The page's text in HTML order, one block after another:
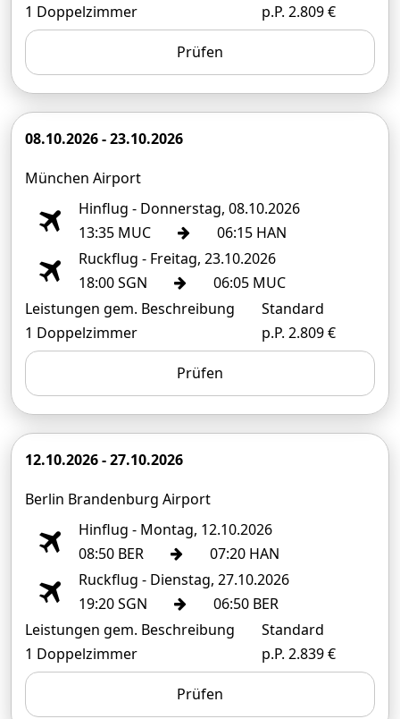
1 Doppelzimmer
p.P. 2.809 €
Prüfen
08.10.2026 - 23.10.2026
München Airport
Hinflug - Donnerstag, 08.10.2026
13:35 MUC
06:15 HAN
Ruckflug - Freitag, 23.10.2026
18:00 SGN
06:05 MUC
Leistungen gem. Beschreibung
1 Doppelzimmer
Standard
p.P. 2.809 €
Prüfen
12.10.2026 - 27.10.2026
Berlin Brandenburg Airport
Hinflug - Montag, 12.10.2026
08:50 BER
07:20 HAN
Ruckflug - Dienstag, 27.10.2026
19:20 SGN
06:50 BER
Leistungen gem. Beschreibung
1 Doppelzimmer
Standard
p.P. 2.839 €
Prüfen